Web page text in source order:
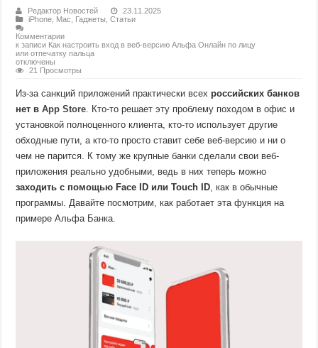
Редактор Новостей
23.11.2025
iPhone Mac Гаджеты ,Статьи
Комментарии
к записи Как настроить вход в веб-версию Альфа Онлайн по лицу
или отпечатку пальца
отключены
21 Просмотры
Из-за санкций приложений практически всехроссийских банков
нет вApp Store. Кто-то решает эту проблему походом в офис и
установкой полноценного клиента, кто-то использует другие
обходные пути, а кто-то просто ставит себе веб-версию и ни о
чем не парится. К тому же крупные банки сделали свои веб-
приложения реально удобными, ведь в них теперь можно
заходить с помощью Face ID или Touch ID, как в обычные
программы. Давайте посмотрим, как работает эта функция на
примере Альфа Банка.